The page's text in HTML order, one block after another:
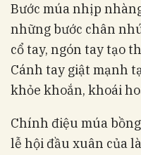
Bước múa nhịp
những bước chân
cổ tay, ngón tay tạo
Cánh tay giật mạnh
khỏe khoắn, khoái
Chính điệu múa
lễ hội đầu xuân của